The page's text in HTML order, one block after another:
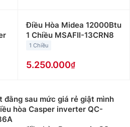
Điều Hòa Midea 12000Btu
1 Chiều MSAFII-13CRN8
1 Chiều
5.250.000
đằng sau mức giá rẻ giật mình
hòa Casper inverter QC-